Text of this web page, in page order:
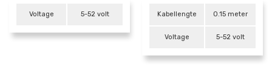
Voltage 5-52 volt Kabellengte 0.15 meter
Voltage 5-52 volt